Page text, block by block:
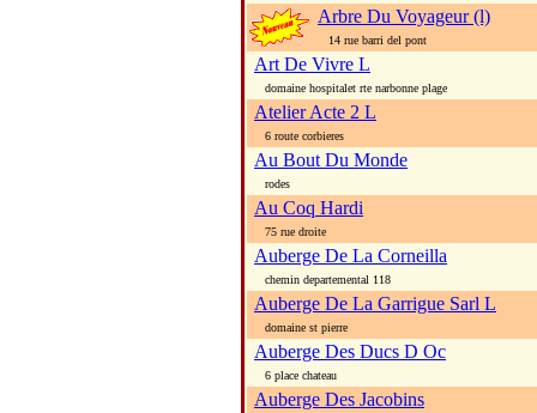
Arbre Du Voyageur (l)
14 rue barri del pont
Art De Vivre L
domaine hospitalet rte narbonne plage
Atelier Acte 2 L
6 route corbieres
Au Bout Du Monde
rodes
Au Coq Hardi
75 rue droite
Auberge De La Corneilla
chemin departemental 118
Auberge De La Garrigue Sarl L
domaine st pierre
Auberge Des Ducs D Oc
6 place chateau
Auberge Des Jacobins